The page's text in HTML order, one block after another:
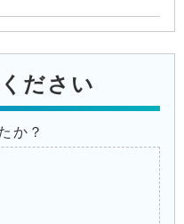
ださい
か？